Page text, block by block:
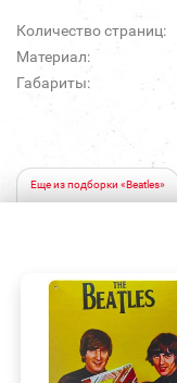
Количество страниц:
Материал:
Габариты:
Еще из подборки «Beatles»